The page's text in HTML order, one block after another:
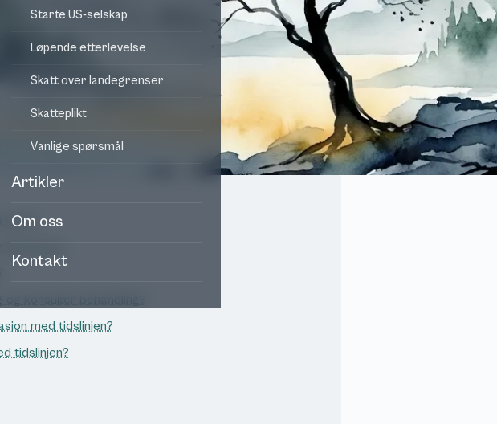
Starte US-selskap
Løpende etterlevelse
Skatt over landegrenser
Skatteplikt
Vanlige spørsmål
Artikler
Om oss
Kontakt
mye?
konsulær behandling?
med tidslinjen?
tidslinjen?